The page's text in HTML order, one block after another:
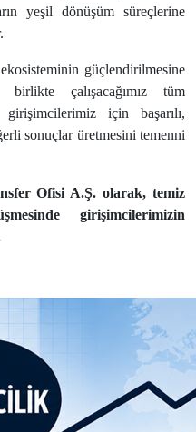
yeşil dönüşüm süreçlerine
güçlendirilmesine
çalışacağımız tüm
girişimcilerimiz için başarılı,
sonuçlar üretmesini temenni
Ofisi A.Ş. olarak, temiz
girişimcilerimizin